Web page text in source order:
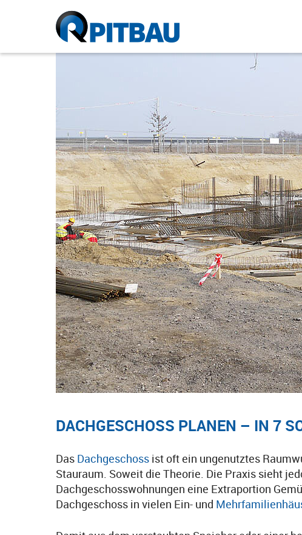
DACHGESCHOSS PLANEN – IN 7
Das Dachgeschoss ist oft ein ungenutztes
Stauraum. Soweit die Theorie. Die Praxis sieht
Dachgeschosswohnungen eine Extraportion
Dachgeschoss in vielen Ein- und